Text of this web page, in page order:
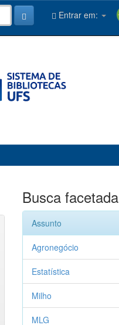
Entrar em:
Busca facetada
Assunto
Agronegócio
Estatística
Milho
MLG